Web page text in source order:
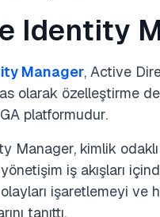
Identity
Manager, Active
olarak özelleştirme
platformudur.
Manager, kimlik
iş akışları
olayları işaretlemeyi
tanıttı.